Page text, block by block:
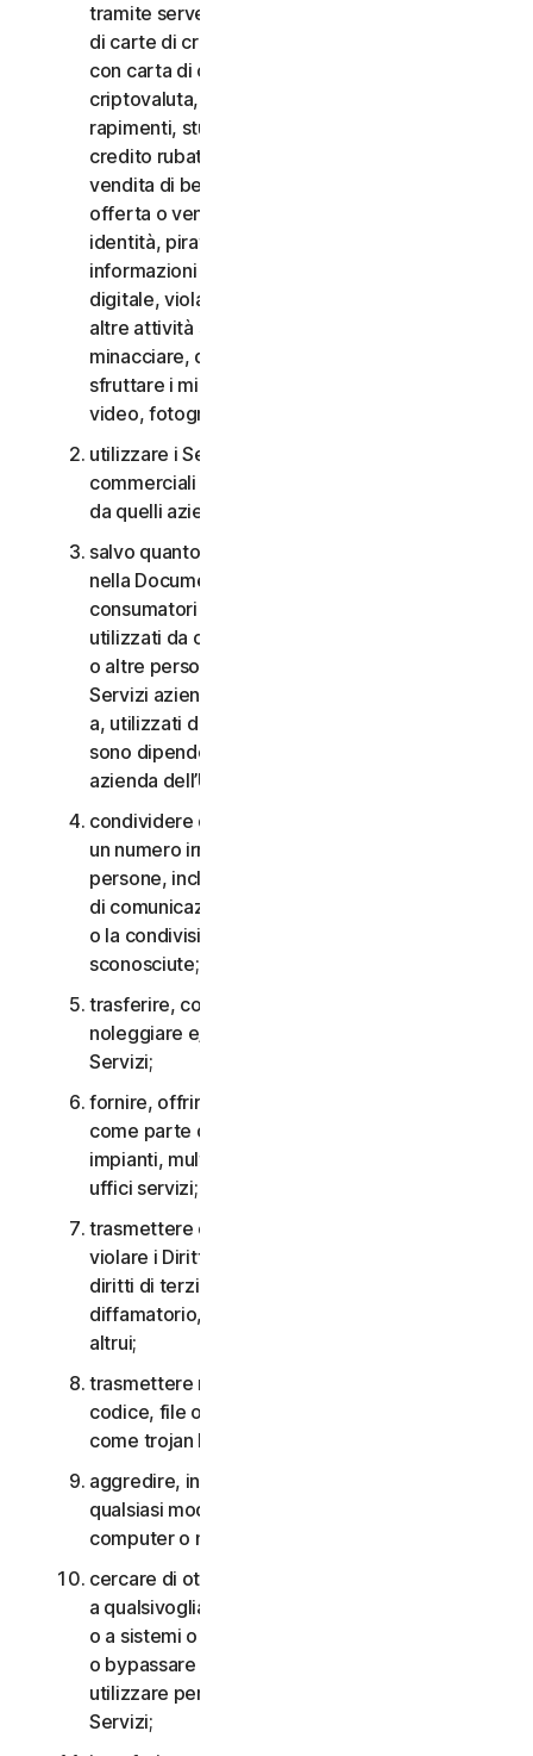
tramite server di terzi, lancio di pop-up, utilizzo
di carte di credito rubate, messa in atto di frodi
con carta di credito, frodi finanziarie, frodi in
criptovaluta, occultamenti, estorsioni, ricatti,
rapimenti, stupri, omicidi, vendita di carte di
credito rubate, vendita di beni rubati, offerta o
vendita di beni proibiti, militari e a duplice uso,
offerta o vendita di sostanze controllate, furti di
identità, pirateria informatica, pharming, furto di
informazioni in qualsiasi forma o scala, pirateria
digitale, violazioni della proprietà intellettuale e
altre attività simili; molestare, perseguitare,
minacciare, danneggiare o controllare altri o
sfruttare i minori in qualsiasi modo, inclusi audio,
video, fotografie, contenuti digitali, ecc.;
utilizzare i Servizi per i consumatori per scopi
commerciali o i Servizi aziendali per scopi diversi
da quelli aziendali interni;
salvo quanto diversamente previsto nel CLS o
nella Documentazione, i Servizi per i
consumatori non possono essere accessibili a,
utilizzati da o condivisi con familiari, non familiari
o altre persone che non risiedono con l’Utente e i
Servizi aziendali non possono essere accessibili
a, utilizzati da o condivisi con persone che non
sono dipendenti o non fanno parte della Piccola
azienda dell’Utente;
condividere qualsiasi dato o altro contenuto con
un numero irragionevolmente elevato di
persone, incluso, a titolo esemplificativo, l’invio
di comunicazioni a un gran numero di destinatari
o la condivisione di contenuti con persone
sconosciute;
trasferire, concedere in licenza, affittare,
noleggiare e/o prestare il diritto di utilizzare i
Servizi;
fornire, offrire o rendere disponibili i Servizi
come parte di un accordo per la gestione di
impianti, multiproprietà, provider di servizi o
uffici servizi;
trasmettere o archiviare materiale che potrebbe
violare i Diritti di proprietà intellettuale o altri
diritti di terzi o che risulta illegale, lesivo,
diffamatorio, calunnioso o invasivo della privacy
altrui;
trasmettere materiale che contiene virus o altro
codice, file o programmi per computer dannosi
come trojan horse, worm o time bomb;
aggredire, interferire, negare il servizio in
qualsiasi modo o forma a qualsiasi altra rete,
computer o nodo attraverso i Servizi;
cercare di ottenere un accesso non autorizzato
a qualsivoglia Servizio, agli account di altri utenti
o a sistemi o reti di computer connessi ai Servizi
o bypassare qualsiasi misura che potremmo
utilizzare per prevenire o limitare l’accesso ai
Servizi;